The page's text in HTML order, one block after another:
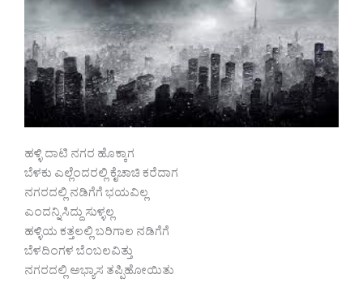
ಹಳ್ಳಿ ದಾಟಿ ನಗರ ಹೊಕ್ಕಾಗ
ಬೆಳಕು ಎಲ್ಲೆಂದರಲ್ಲಿ ಕೈಚಾಚಿ ಕರೆದಾಗ
ನಗರದಲ್ಲಿ ನಡಿಗೆಗೆ ಭಯವಿಲ್ಲ
ಎಂದನ್ನಿಸಿದ್ದು ಸುಳ್ಳಲ್ಲ
ಹಳ್ಳಿಯ ಕತ್ತಲಲ್ಲಿ ಬರಿಗಾಲ ನಡಿಗೆಗೆ
ಬೆಳದಿಂಗಳ ಬೆಂಬಲವಿತ್ತು
ನಗರದಲ್ಲಿ ಅಭ್ಯಾಸ ತಪ್ಪಿಹೋಯಿತು